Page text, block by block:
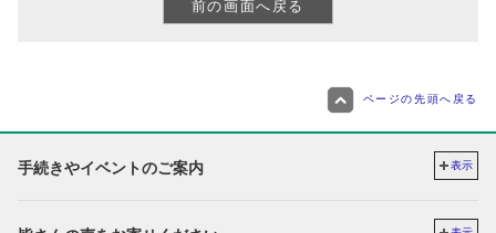
ページの先頭へ戻る
手続きやイベントのご案内 表示